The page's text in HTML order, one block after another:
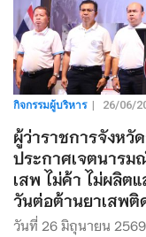
กิจกรรมผู้บริหาร| 26/06/
ผู้ว่าราชการจังหวั
ประกาศเจตนารม
เสพ ไม่ค้า ไม่ผลิต
วันต่อต้านยาเสพติ
วันที่ 26 มิถุนายน